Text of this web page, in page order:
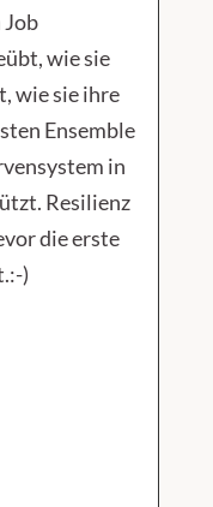
wie sie
wie sie ihre
Ensemble
in
Resilienz
die erste
)